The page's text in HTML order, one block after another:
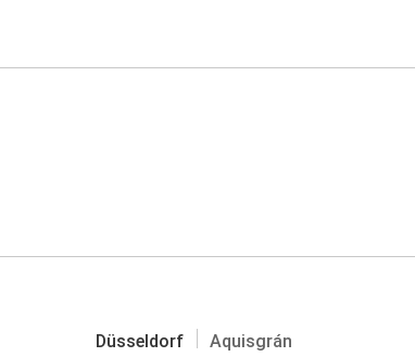
Düsseldorf Aquisgrán